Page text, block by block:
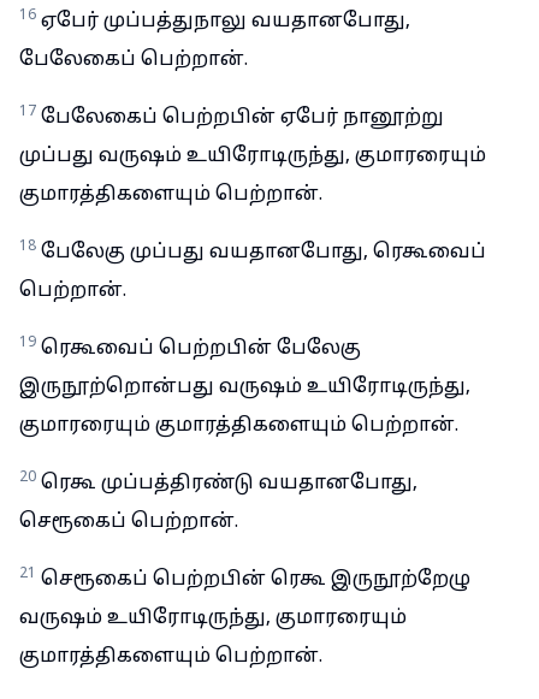
16 ஏபேர் முப்பத்துநாலு வயதானபோது,
பேலேகைப் பெற்றான்.
17 பேலேகைப் பெற்றபின் ஏபேர் நானூற்று
முப்பது வருஷம் உயிரோடிருந்து, குமாரரையும்
குமாரத்திகளையும் பெற்றான்.
18 பேலேகு முப்பது வயதானபோது, ரெகூவைப்
பெற்றான்.
19 ரெகூவைப் பெற்றபின் பேலேகு
இருநூற்றொன்பது வருஷம் உயிரோடிருந்து,
குமாரரையும் குமாரத்திகளையும் பெற்றான்.
20 ரெகூ முப்பத்திரண்டு வயதானபோது,
செரூகைப் பெற்றான்.
21 செரூகைப் பெற்றபின் ரெகூ இருநூற்றேழு
வருஷம் உயிரோடிருந்து, குமாரரையும்
குமாரத்திகளையும் பெற்றான்.